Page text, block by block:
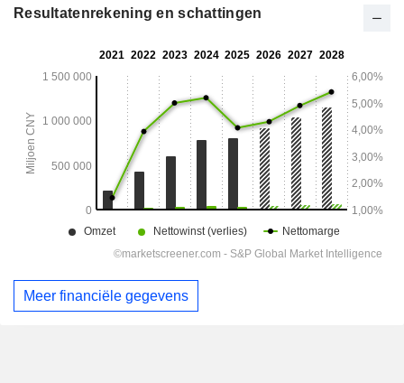
Resultatenrekening en schattingen
Meer financiële gegevens